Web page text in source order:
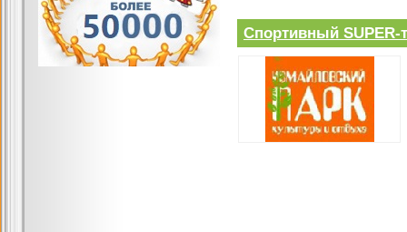
Спортивный SUPER-